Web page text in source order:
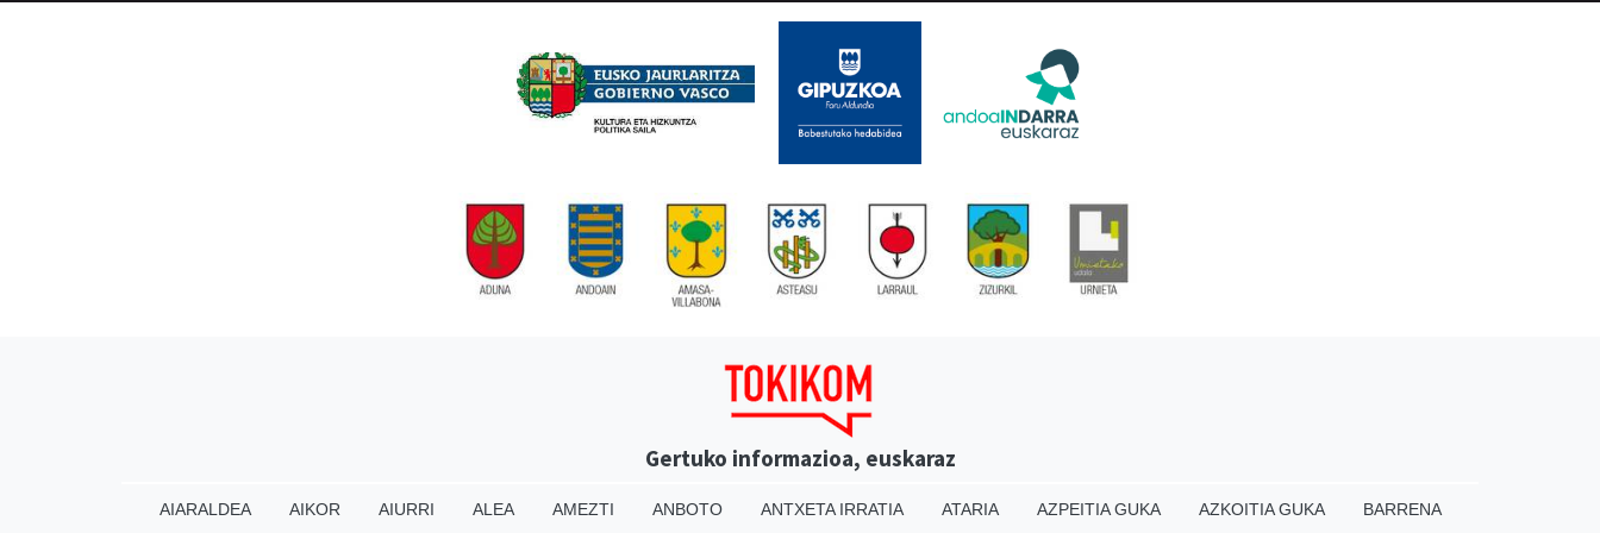
Gertuko informazioa, euskaraz
AIARALDEA AIKOR AIURRI ALEA AMEZTI ANBOTO ANTXETA IRRATIA ATARIA AZPEITIA GUKA AZKOITIA GUKA
BARRENA